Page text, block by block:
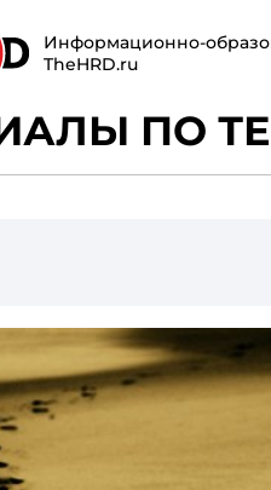
Информационно-
TheHRD.ru
ПО